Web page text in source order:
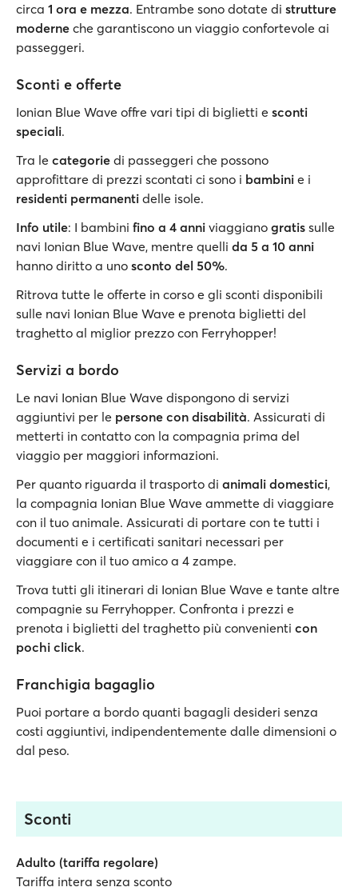
circa 1 ora e mezza. Entrambe sono dotate di strutture
moderne che garantiscono un viaggio confortevole ai
passeggeri.
Sconti e offerte
Ionian Blue Wave offre vari tipi di biglietti e sconti
speciali.
Tra le categorie di passeggeri che possono
approfittare di prezzi scontati ci sono i bambini e i
residenti permanenti delle isole.
Info utile: I bambini fino a 4 anni viaggiano gratis sulle
navi Ionian Blue Wave, mentre quelli da 5 a 10 anni
hanno diritto a uno sconto del 50%.
Ritrova tutte le offerte in corso e gli sconti disponibili
sulle navi Ionian Blue Wave e prenota biglietti del
traghetto al miglior prezzo con Ferryhopper!
Servizi a bordo
Le navi Ionian Blue Wave dispongono di servizi
aggiuntivi per le persone con disabilità. Assicurati di
metterti in contatto con la compagnia prima del
viaggio per maggiori informazioni.
Per quanto riguarda il trasporto di animali domestici,
la compagnia Ionian Blue Wave ammette di viaggiare
con il tuo animale. Assicurati di portare con te tutti i
documenti e i certificati sanitari necessari per
viaggiare con il tuo amico a 4 zampe.
Trova tutti gli itinerari di Ionian Blue Wave e tante altre
compagnie su Ferryhopper. Confronta i prezzi e
prenota i biglietti del traghetto più convenienti con
pochi click.
Franchigia bagaglio
Puoi portare a bordo quanti bagagli desideri senza
costi aggiuntivi, indipendentemente dalle dimensioni o
dal peso.
Sconti
Adulto (tariffa regolare)
Tariffa intera senza sconto